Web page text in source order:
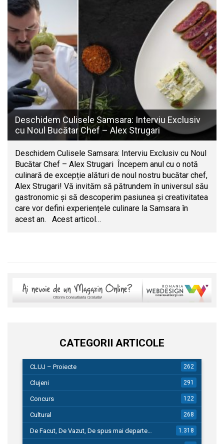
Deschidem Culisele Samsara: Interviu Exclusiv
cu Noul Bucătar Chef – Alex Strugari
Deschidem Culisele Samsara: Interviu Exclusiv cu Noul
Bucătar Chef – Alex Strugari Începem anul cu o notă
culinară de excepție alături de noul nostru bucătar chef,
Alex Strugari! Vă invităm să pătrundem în universul său
gastronomic și să descoperim pasiunea și creativitatea
care vor defini experiențele culinare la Samsara în
acest an. Acest articol…
CATEGORII ARTICOLE
CLUJ – Proiecte 262
Clujeni 291
Concurs 122
Cultural 268
De Facut, De Vazut, De spus mai departe… 1.318